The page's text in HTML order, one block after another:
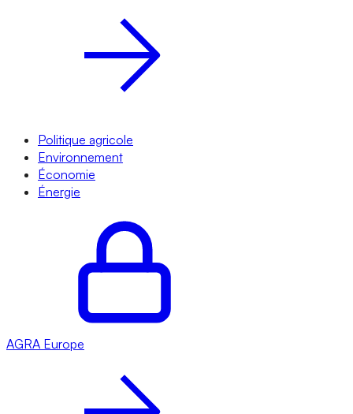
Politique agricole
Environnement
Économie
Énergie
AGRA Europe